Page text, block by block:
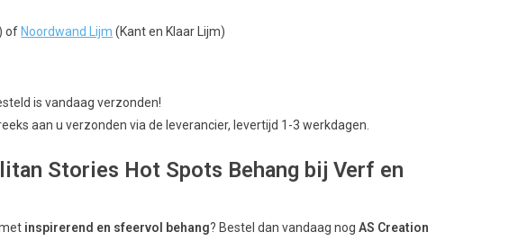
of Noordwand Lijm (Kant en Klaar Lijm)
is vandaag verzonden!
aan u verzonden via de leverancier, levertijd 1-3 werkdagen.
Stories Hot Spots Behang bij Verf en
inspirerend en sfeervol behang? Bestel dan vandaag nogAS Creation